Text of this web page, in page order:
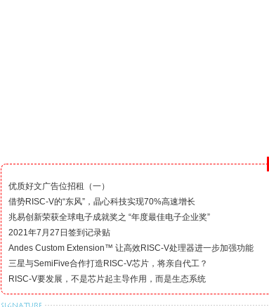
优质好文广告位招租（一）
借势RISC-V的“东风”，晶心科技实现70%高速增长
兆易创新荣获全球电子成就奖之 “年度最佳电子企业奖”
2021年7月27日签到记录贴
Andes Custom Extension™ 让高效RISC-V处理器进一步加强功能
三星与SemiFive合作打造RISC-V芯片，将亲自代工？
RISC-V要发展，不是芯片起主导作用，而是生态系统